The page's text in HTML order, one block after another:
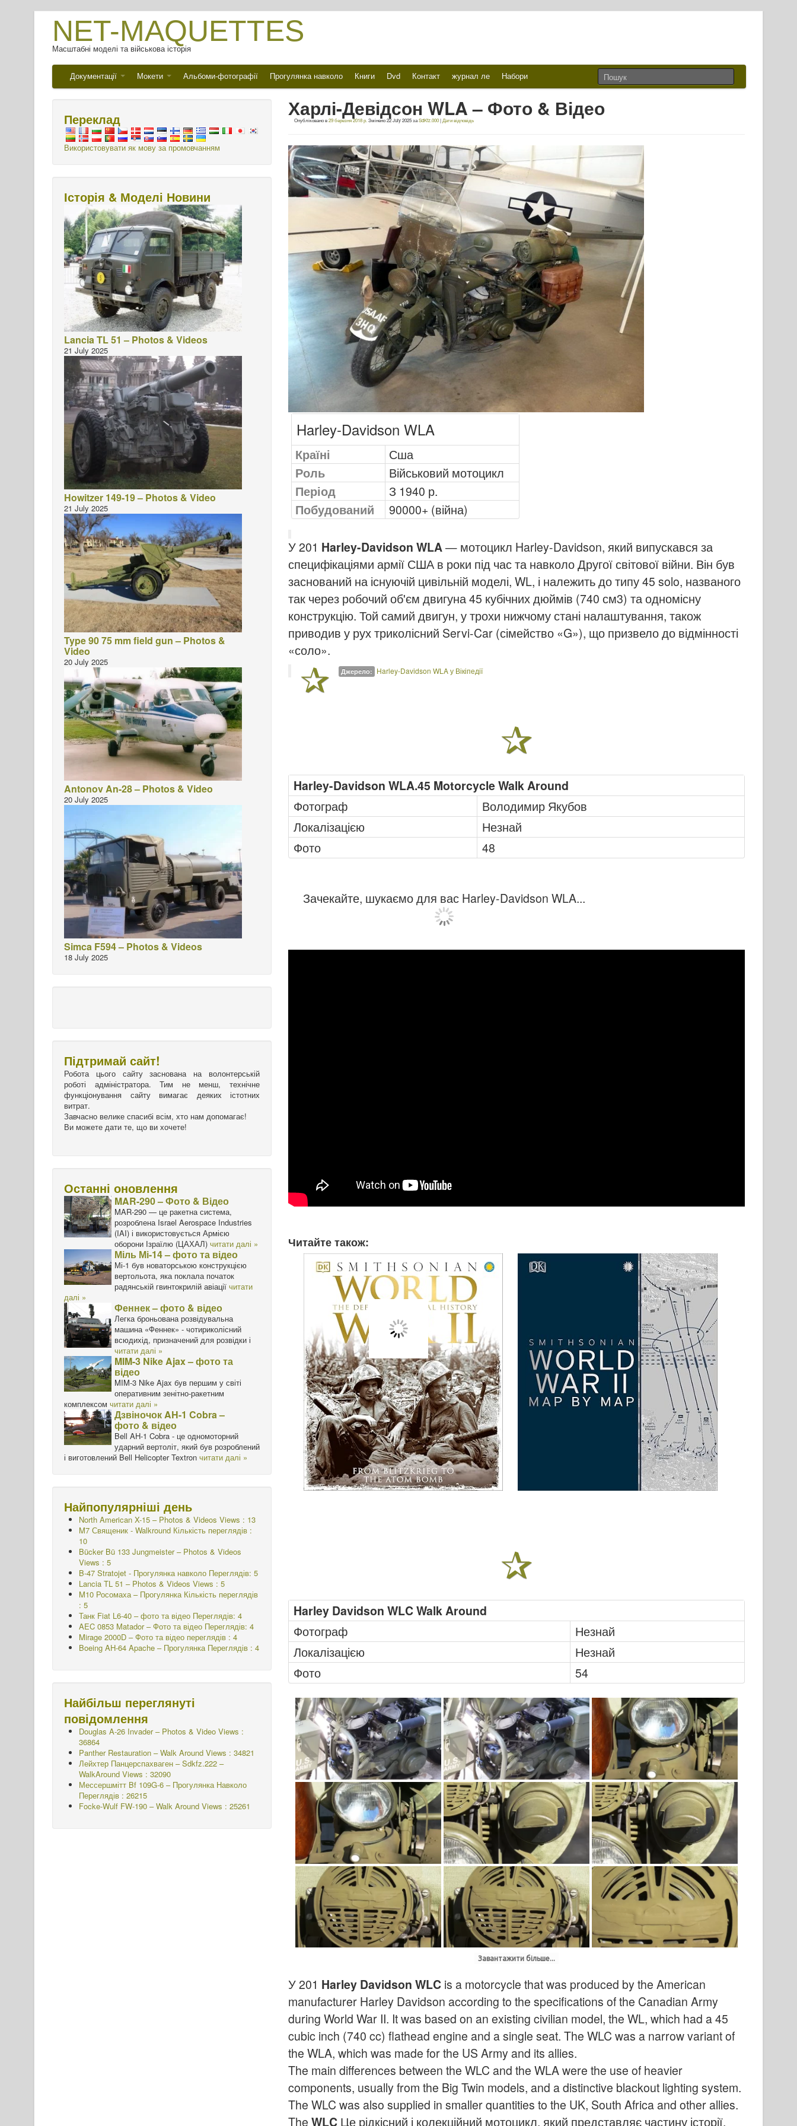
NET-MAQUETTES
Масштабні моделі та військова історія
Документації Мокети Альбоми-фотографії Прогулянка навколо Книги Dvd Контакт журнал ле Набори
Харлі-Девідсон WLA – Фото & Відео
Опубліковано в29 березня 2018 р. Змінено22 July 2025заSdKfz.000| Дати відповідь
Harley-Davidson WLA
Країні
Сша
Роль
Військовий мотоцикл
Період
З 1940 р.
Побудований
90000+ (війна)
У 201 Harley-Davidson WLA— мотоцикл Harley-Davidson, який випускався за
специфікаціями армії США в роки під час та навколо Другої світової війни. Він був
заснований на існуючій цивільній моделі, WL, і належить до типу 45 solo, названого
так через робочий об'єм двигуна 45 кубічних дюймів (740 см3) та одномісну
конструкцію. Той самий двигун, у трохи нижчому стані налаштування, також
приводив у рух триколісний Servi-Car (сімейство «G»), що призвело до відмінності
«соло».
Джерело: Harley-Davidson WLA у Вікіпедії
Harley-Davidson WLA.45 Motorcycle Walk Around
Фотограф
Володимир Якубов
Локалізацією
Незнай
Фото
48
Зачекайте, шукаємо для вас Harley-Davidson WLA...
Читайте також:
Harley Davidson WLC Walk Around
Фотограф
Незнай
Локалізацією
Незнай
Фото
54
Завантажити більше...
У 201 Harley Davidson WLC is a motorcycle that was produced by the American
manufacturer Harley Davidson according to the specifications of the Canadian Army
during World War II. It was based on an existing civilian model, the WL, which had a 45
cubic inch (740 cc) flathead engine and a single seat. The WLC was a narrow variant of
the WLA, which was made for the US Army and its allies.
The main differences between the WLC and the WLA were the use of heavier
components, usually from the Big Twin models, and a distinctive blackout lighting system.
The WLC was also supplied in smaller quantities to the UK, South Africa and other allies.
The WLC Це рідкісний і колекційний мотоцикл, який представляє частину історії.
Переклад
Використовувати як мову за промовчанням
Історія & Моделі Новини
Lancia TL 51 – Photos & Videos
21 July 2025
Howitzer 149-19 – Photos & Video
21 July 2025
Type 90 75 mm field gun – Photos &
Video
20 July 2025
Antonov An-28 – Photos & Video
20 July 2025
Simca F594 – Photos & Videos
18 July 2025
Підтримай сайт!
Робота цього сайту заснована на волонтерській
роботі адміністратора. Тим не менш, технічне
функціонування сайту вимагає деяких істотних
витрат.
Завчасно велике спасибі всім, хто нам допомагає!
Ви можете дати те, що ви хочете!
Останні оновлення
MAR-290 – Фото & Відео
MAR-290 — це ракетна система,
розроблена Israel Aerospace Industries
(IAI) і використовується Армією
оборони Ізраїлю (ЦАХАЛ) читати далі »
Міль Мі-14 – фото та відео
Мі-1 був новаторською конструкцією
вертольота, яка поклала початок
радянській гвинтокрилій авіації читати
далі »
Феннек – фото & відео
Легка броньована розвідувальна
машина «Феннек» - чотириколісний
всюдихід, призначений для розвідки і
читати далі »
MIM-3 Nike Ajax – фото та
відео
MIM-3 Nike Ajax був першим у світі
оперативним зенітно-ракетним
комплексом читати далі »
Дзвіночок AH-1 Cobra –
фото & відео
Bell AH-1 Cobra - це одномоторний
ударний вертоліт, який був розроблений
і виготовлений Bell Helicopter Textron читати далі »
Найпопулярніші день
North American X-15 – Photos & Videos Views : 13
M7 Священик - Walkround Кількість переглядів :
10
Bücker Bü 133 Jungmeister – Photos & Videos
Views : 5
B-47 Stratojet - Прогулянка навколо Переглядів: 5
Lancia TL 51 – Photos & Videos Views : 5
M10 Росомаха – ПрогулянкаКількість переглядів
: 5
Танк Fiat L6-40 – фото та відео Переглядів: 4
AEC 0853 Matador – Фото та відео Переглядів: 4
Mirage 2000D – Фото та відео переглядів : 4
Boeing AH-64 Apache – Прогулянка Переглядів : 4
Найбільш переглянуті
повідомлення
Douglas A-26 Invader – Photos & Video Views :
36864
Panther Restauration – Walk Around Views : 34821
Лейхтер Панцерспахваген – Sdkfz.222 –
WalkAround Views : 32090
Мессершмітт Bf 109G-6 – Прогулянка Навколо
Переглядів : 26215
Focke-Wulf FW-190 – Walk Around Views : 25261